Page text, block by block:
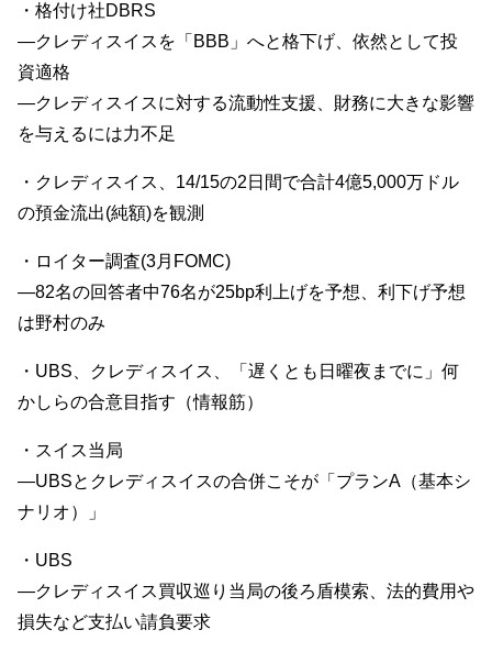
・格付け社DBRS
—クレディスイスを「BBB」へと格下げ、依然として投
資適格
—クレディスイスに対する流動性支援、財務に大きな影響
を与えるには力不足
・クレディスイス、14/15の2日間で合計4億5,000万ドル
の預金流出(純額)を観測
・ロイター調査(3月FOMC)
—82名の回答者中76名が25bp利上げを予想、利下げ予想
は野村のみ
・UBS、クレディスイス、「遅くとも日曜夜までに」何
かしらの合意目指す（情報筋）
・スイス当局
—UBSとクレディスイスの合併こそが「プランA（基本シ
ナリオ）」
・UBS
—クレディスイス買収巡り当局の後ろ盾模索、法的費用や
損失など支払い請負要求